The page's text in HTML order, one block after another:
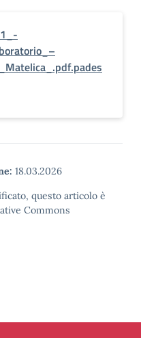
18.03.2026
questo articolo è
Commons